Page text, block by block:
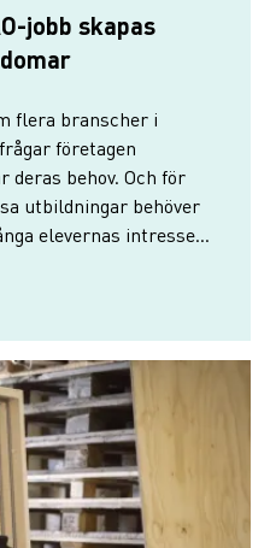
jobb skapas
flera branscher i
företagen
behov. Och för
utbildningar behöver
elevernas intresse.